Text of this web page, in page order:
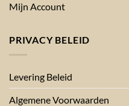
Mijn Account
PRIVACY BELEID
Levering Beleid
Algemene Voorwaarden